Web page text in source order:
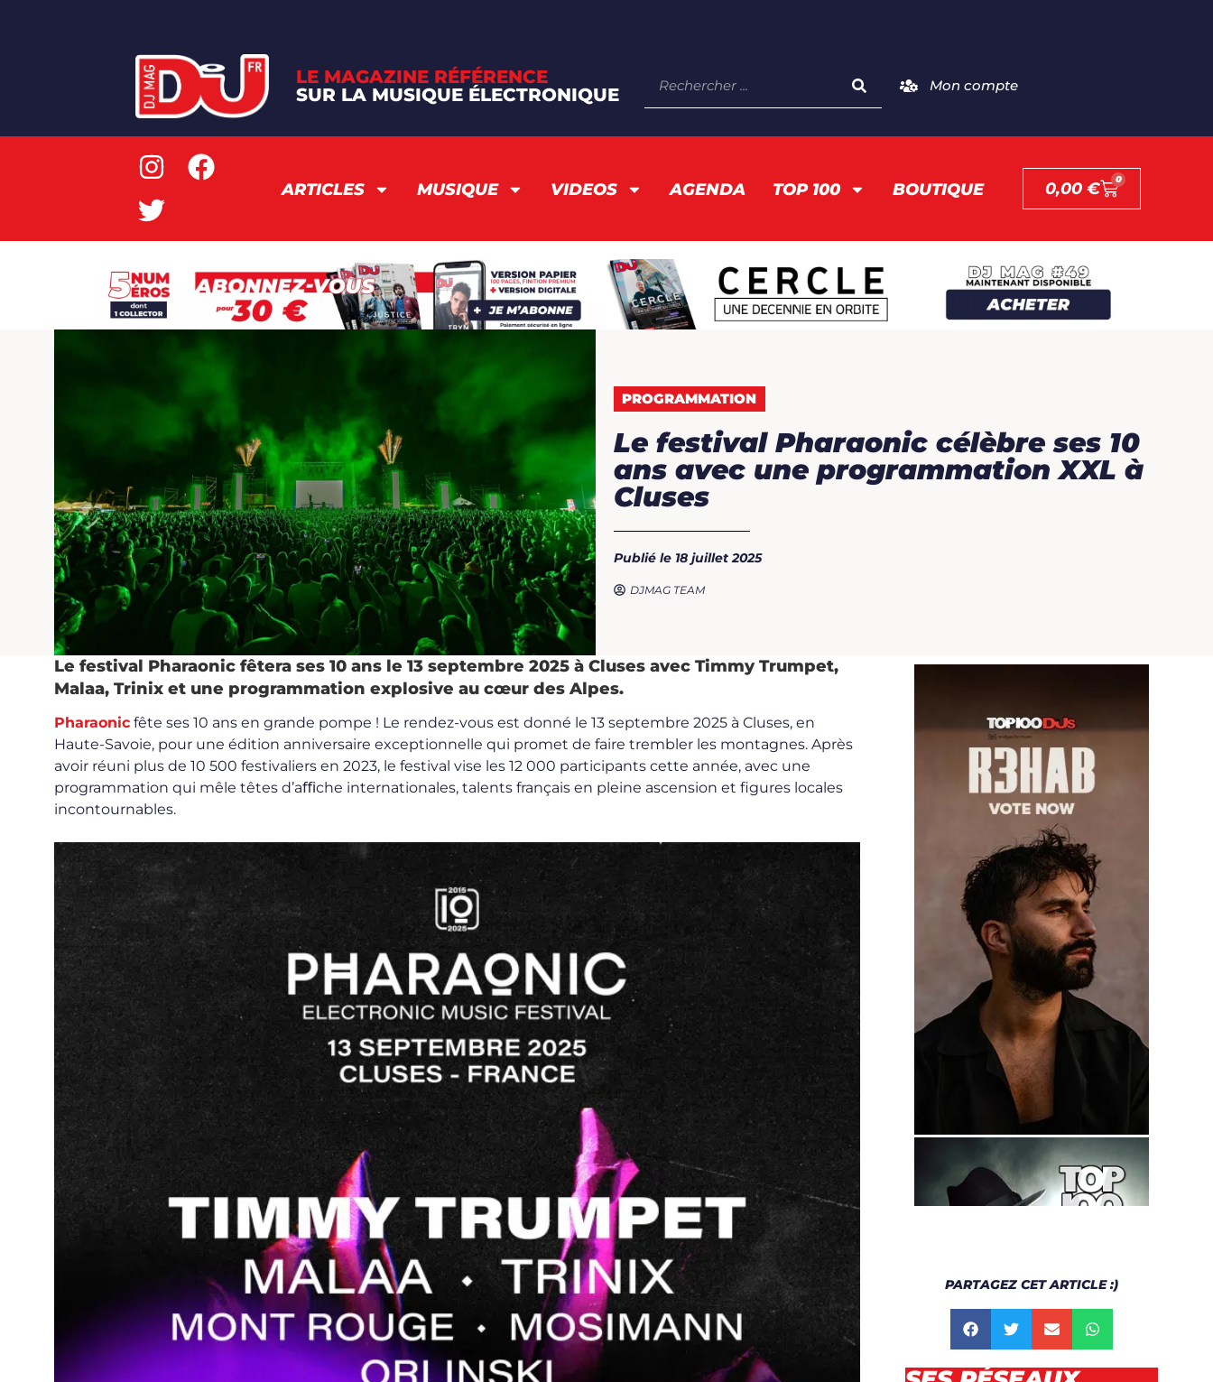
LE MAGAZINE RÉFÉRENCE
SUR LA MUSIQUE ÉLECTRONIQUE
Mon compte
ARTICLES MUSIQUE VIDEOS AGENDA TOP 100 BOUTIQUE 0,00€ 0
Pharaonic
PROGRAMMATION
Le festival Pharaonic célèbre ses 10
ans avec une programmation XXL à
Cluses
Publié le 18 juillet 2025
DJMAG TEAM
Le festival Pharaonic fêtera ses 10 ans le 13 septembre 2025 à Cluses avec Timmy Trumpet,
Malaa, Trinix et une programmation explosive au cœur des Alpes.
Pharaonic fête ses 10 ans en grande pompe ! Le rendez-vous est donné le 13 septembre 2025 à Cluses, en
Haute-Savoie, pour une édition anniversaire exceptionnelle qui promet de faire trembler les montagnes. Après
avoir réuni plus de 10 500 festivaliers en 2023, le festival vise les 12 000 participants cette année, avec une
programmation qui mêle têtes d’aﬃche internationales, talents français en pleine ascension et figures locales
incontournables.
PARTAGEZ CET ARTICLE :)